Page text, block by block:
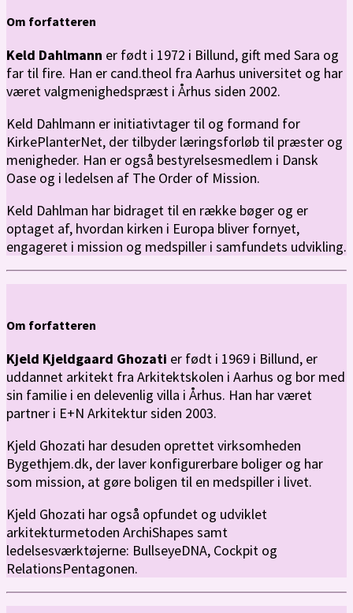
Om forfatteren
Keld Dahlmann er født i 1972 i Billund, gift med Sara og
far til fire. Han er cand.theol fra Aarhus universitet og har
været valgmenighedspræst i Århus siden 2002.
Keld Dahlmann er initiativtager til og formand for
KirkePlanterNet, der tilbyder læringsforløb til præster og
menigheder. Han er også bestyrelsesmedlem i Dansk
Oase og i ledelsen af The Order of Mission.
Keld Dahlman har bidraget til en række bøger og er
optaget af, hvordan kirken i Europa bliver fornyet,
engageret i mission og medspiller i samfundets udvikling.
Om forfatteren
Kjeld Kjeldgaard Ghozati er født i 1969 i Billund, er
uddannet arkitekt fra Arkitektskolen i Aarhus og bor med
sin familie i en delevenlig villa i Århus. Han har været
partner i E+N Arkitektur siden 2003.
Kjeld Ghozati har desuden oprettet virksomheden
Bygethjem.dk, der laver konfigurerbare boliger og har
som mission, at gøre boligen til en medspiller i livet.
Kjeld Ghozati har også opfundet og udviklet
arkitekturmetoden ArchiShapes samt
ledelsesværktøjerne: Bulls­eyeDNA, Cockpit og
RelationsPentagonen.